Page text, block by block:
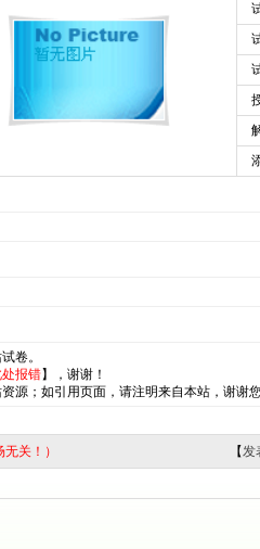
卷。
处报错】，谢谢！
源；如引用页面，请注明来自本站，谢谢
无关！） 【发